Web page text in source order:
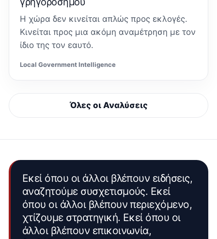
Η χώρα δεν κινείται απλώς προς εκλογές.
Κινείται προς μια ακόμη αναμέτρηση με τον
ίδιο της τον εαυτό.
Local Government Intelligence
Όλες οι Αναλύσεις
Εκεί όπου οι άλλοι βλέπουν ειδήσεις,
αναζητούμε συσχετισμούς. Εκεί
όπου οι άλλοι βλέπουν περιεχόμενο,
χτίζουμε στρατηγική. Εκεί όπου οι
άλλοι βλέπουν επικοινωνία,